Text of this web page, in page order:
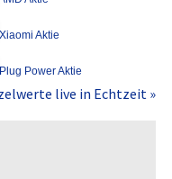
Xiaomi Aktie
Plug Power Aktie
live in Echtzeit »